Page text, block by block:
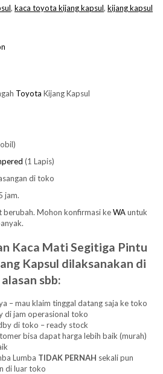
, kaca toyota kijang kapsul, kijang kapsul
Toyota Kijang Kapsul
(1 Lapis)
di toko
jam.
Mohon konfirmasi keWAuntuk
Kaca Mati Segitiga Pintu
Kapsul dilaksanakan di
sbb:
– mau klaim tinggal datang saja ke toko
di jam operasional toko
di toko – ready stock
bisa dapat harga lebih baik (murah)
Lumba TIDAK PERNAH sekali pun
di luar toko